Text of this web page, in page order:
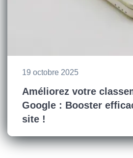
19 octobre 2025
Améliorez votre
Google : Booster
site !